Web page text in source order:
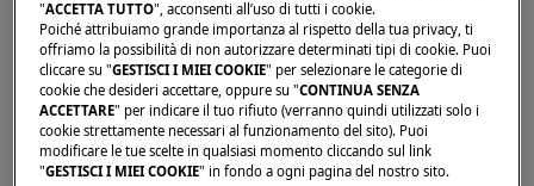
"ACCETTA TUTTO", acconsenti all’uso di tutti i cookie.
Poiché attribuiamo grande importanza al rispetto della tua privacy, ti
offriamo la possibilità di non autorizzare determinati tipi di cookie. Puoi
cliccare su "GESTISCI I MIEI COOKIE" per selezionare le categorie di
cookie che desideri accettare, oppure su "CONTINUA SENZA
ACCETTARE" per indicare il tuo rifiuto (verranno quindi utilizzati solo i
cookie strettamente necessari al funzionamento del sito). Puoi
modificare le tue scelte in qualsiasi momento cliccando sul link
"GESTISCI I MIEI COOKIE" in fondo a ogni pagina del nostro sito.